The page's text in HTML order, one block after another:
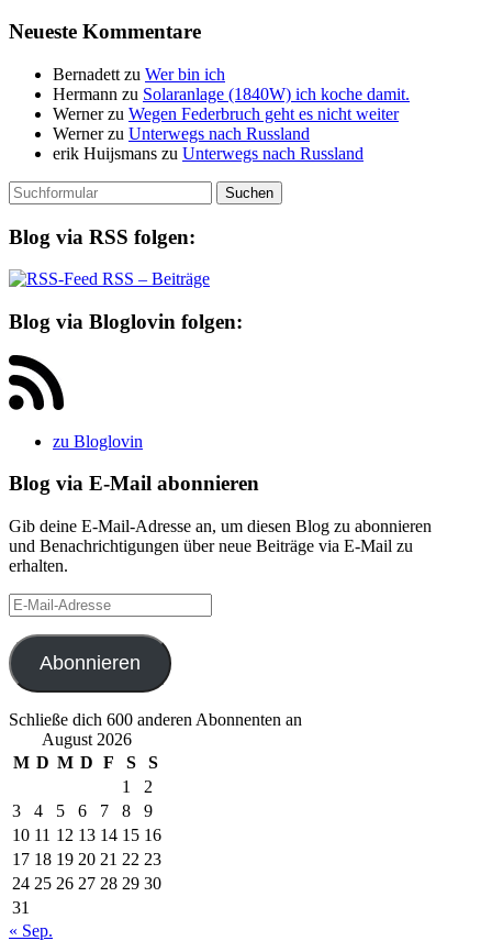
Neueste Kommentare
Bernadett zu Wer bin ich
Hermann zu Solaranlage (1840W) ich koche damit.
Wernerzu Wegen Federbruch geht es nicht weiter
Wernerzu Unterwegs nach Russland
erik Huijsmans zu Unterwegs nach Russland
Suchen
nach:
Blog via RSS folgen:
RSS – Beiträge
Blog via Bloglovin folgen:
zu Bloglovin
Blog via E-Mail abonnieren
Gib deine E-Mail-Adresse an, um diesen Blog zu abonnieren
und Benachrichtigungen über neue Beiträge via E-Mail zu
erhalten.
E-
Mail-
Adresse
Abonnieren
Schließe dich 600 anderen Abonnenten an
August 2026
M D M D F S
S
1
2
3
4 5 6 7 8
9
10 11 12 13 14 15 16
17 18 19 20 21 22 23
24 25 26 27 28 29 30
31
« Sep.